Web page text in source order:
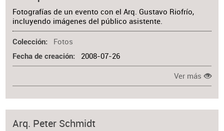
Fotografías de un evento con el Arq. Gustavo Riofrío,
incluyendo imágenes del público asistente.
Colección Fotos
Fecha de creación 2008-07-26
Ver más
Arq. Peter Schmidt